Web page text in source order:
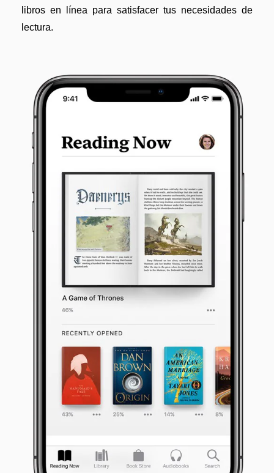
libros en línea para satisfacer tus necesidades de
lectura.